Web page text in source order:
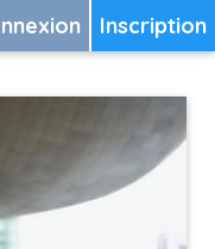
Inscription